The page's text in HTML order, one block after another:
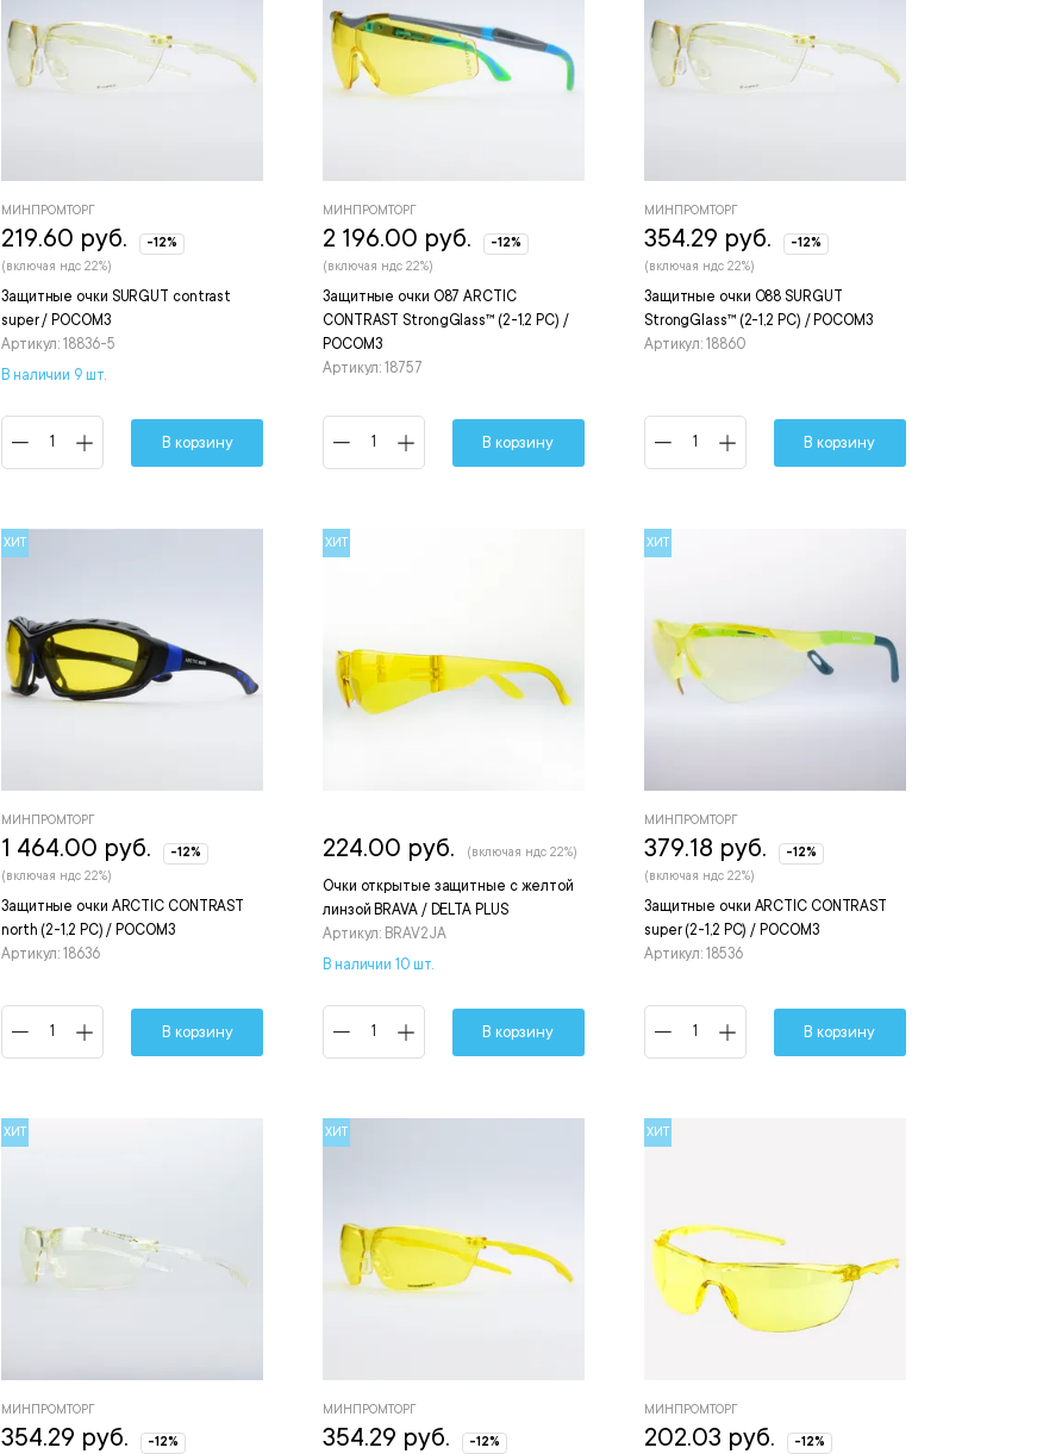
Защитные очки SURGUT contrast
super / РОСОМЗ
Артикул: 18836-5
МИНПРОМТОРГ
219.60 руб.
-12%
(включая ндс 22%)
В наличии 9 шт.
В корзину
Защитные очки О87 ARCTIС
CONTRAST StrongGlass™ (2-1,2 PC) /
РОСОМЗ
Артикул: 18757
МИНПРОМТОРГ
2 196.00 руб.
-12%
(включая ндс 22%)
В корзину
Защитные очки О88 SURGUT
StrongGlass™ (2-1,2 РС) / РОСОМЗ
Артикул: 18860
МИНПРОМТОРГ
354.29 руб.
-12%
(включая ндс 22%)
В корзину
ХИТ
Защитные очки ARCTIC CONTRAST
north (2-1,2 PC) / РОСОМЗ
Артикул: 18636
МИНПРОМТОРГ
1 464.00 руб.
-12%
(включая ндс 22%)
В корзину
ХИТ
Очки открытые защитные с желтой
линзой BRAVA / DELTA PLUS
Артикул: BRAV2JA
224.00 руб. (включая ндс 22%)
В наличии 10 шт.
В корзину
ХИТ
Защитные очки ARCTIС CONTRAST
super (2-1,2 PC) / РОСОМЗ
Артикул: 18536
МИНПРОМТОРГ
379.18 руб.
-12%
(включая ндс 22%)
В корзину
ХИТ
МИНПРОМТОРГ
354.29 руб.
-12%
ХИТ
МИНПРОМТОРГ
354.29 руб.
-12%
ХИТ
МИНПРОМТОРГ
202.03 руб.
-12%